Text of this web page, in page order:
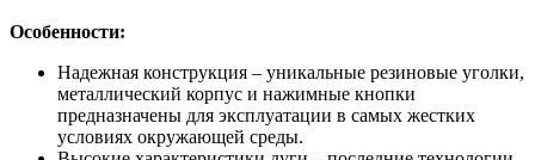
Особенности:
Надежная конструкция – уникальные резиновые уголки,
металлический корпус и нажимные кнопки
предназначены для эксплуатации в самых жестких
условиях окружающей среды.